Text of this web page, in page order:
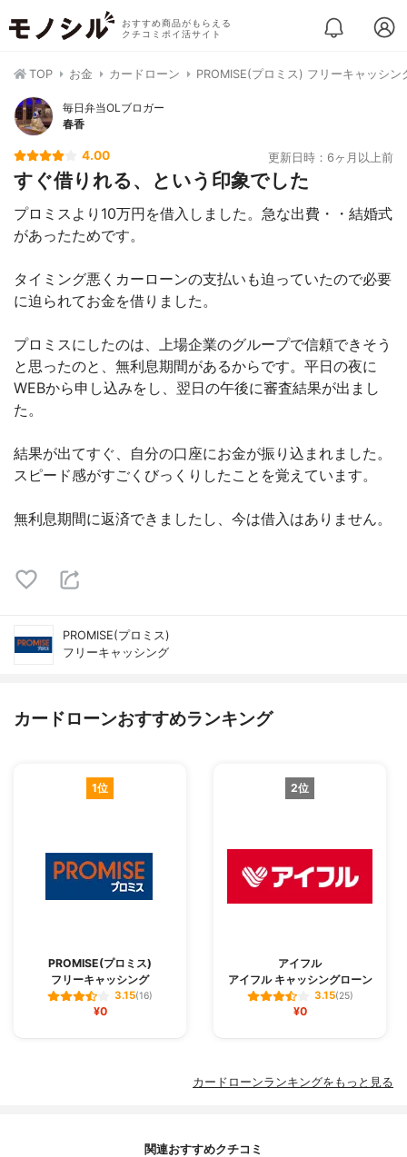
おすすめ商品がもらえる
クチコミポイ活サイト
TOP お金 カードローン PROMISE(プロミス) フリーキャッシン
毎日弁当OLブロガー
春香
4.00 更新日時：6ヶ月以上前
すぐ借りれる、という印象でした
プロミスより10万円を借入しました。急な出費・・結婚式
があったためです。
タイミング悪くカーローンの支払いも迫っていたので必要
に迫られてお金を借りました。
プロミスにしたのは、上場企業のグループで信頼できそう
と思ったのと、無利息期間があるからです。平日の夜に
WEBから申し込みをし、翌日の午後に審査結果が出まし
た。
結果が出てすぐ、自分の口座にお金が振り込まれました。
スピード感がすごくびっくりしたことを覚えています。
無利息期間に返済できましたし、今は借入はありません。
PROMISE(プロミス)
フリーキャッシング
カードローンおすすめランキング
1位
PROMISE(プロミス)
フリーキャッシング
3.15(16)
¥0
2位
アイフル
アイフル キャッシングローン
3.15(25)
¥0
カードローンランキングをもっと見る
関連おすすめクチコミ